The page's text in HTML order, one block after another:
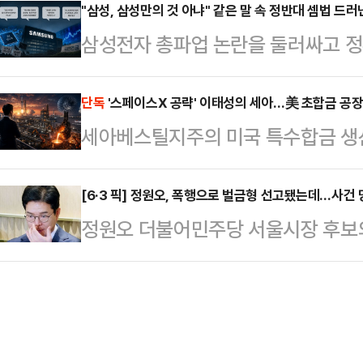
갈등과 관련한 대응 방향을 묻는 질
회사가 발전할 수 있고 주주들도 중
러 가지를 고려해서 판…
실상 40조원에 달하는 특별보상 가
노조는 "제도화 없이는 의미 없다"
따르면 삼성전자 사측은 이날 노조
회사 측은 "중노위 사후조정 과정
대화를 요청했다. 앞서 중노위도 이
를 공식 요…
"삼성, 삼성만의 것 아냐" 같은 말 속 정반대 셈법 드러
삼성전자 총파업 논란을 둘러싸고
고 있다. 흥미로운 점은 정부 인사
부만의 문제가 아니다"라는 인식을
고 있다는 점이다.한쪽에서는 "국
야 한다"고 말하는 반면, 다른 한쪽
해야 한다"고 주장한다. AI 반도체
자체가 달라지고 있다는 분석이 나
삼성 총파업 …
단독 '스페이스X 공략' 이태성의 세아…美 초합금 공
세아베스틸지주의 미국 특수합금
(SST)가 텍사스 공장 하반기 가동
수했다. 세아그룹이 스페이스X 등
진해온 미국 특수합금 사업이 건설
들어섰다는 분석이 나온다.세아그
[6·3 픽] 정원오, 폭행으로 벌금형 선고됐는데…사건
정원오 더불어민주당 서울시장 후
로 치달으면서 파장을 일으키고 있